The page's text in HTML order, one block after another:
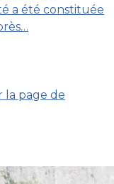
a été constituée
la page de